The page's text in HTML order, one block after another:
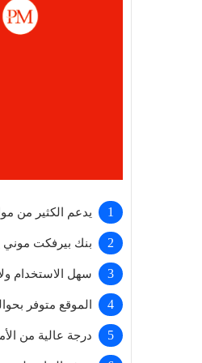
يدعم الكثير من
بنك بيرفكت موني
سهل الاستخدام
الموقع متوفر بحوالي 20 لغة من ضمنها اللغة
درجة عالية من